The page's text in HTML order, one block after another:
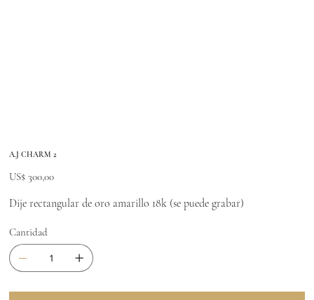
A.J CHARM 2
US$ 300,00
Dije rectangular de oro amarillo 18k (se puede grabar)
Cantidad